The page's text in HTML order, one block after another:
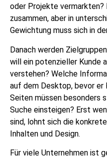
oder Projekte
zusammen, aber in
Gewichtung muss sich in
Danach werden
will ein potenzieller Kunde
verstehen? Welche
auf dem Desktop, bevor
Seiten müssen besonders
Suche einsteigen? Erst
sind, lohnt sich die
Inhalten und Design.
Für viele Unternehmen ist